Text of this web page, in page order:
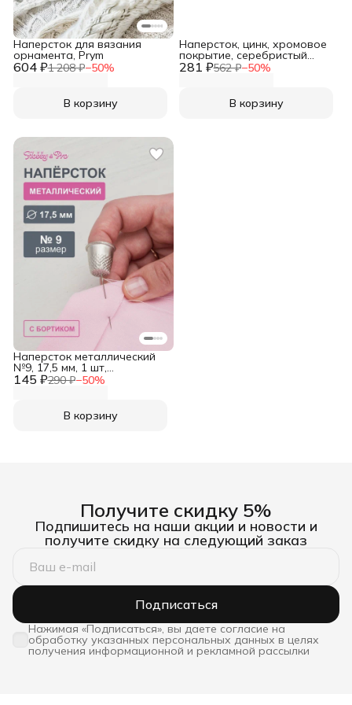
604 ₽1 208 ₽−50%
Наперсток для вязания
орнамента, Prym
В корзину
281 ₽562 ₽−50%
Наперсток, цинк, хромовое
покрытие, серебристый
цвет, 18 мм, Prym
В корзину
145 ₽290 ₽−50%
Наперсток металлический
№9, 17,5 мм, 1 шт,
Hobby&Pro
В корзину
Получите скидку 5%
Подпишитесь на наши акции и новости и
получите скидку на следующий заказ
Подписаться
Нажимая «Подписаться», вы даете согласие на
обработку указанных персональных данных в целях
получения информационной и рекламной рассылки